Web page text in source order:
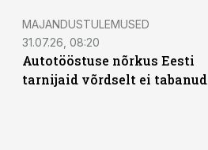
MAJANDUSTULEMUSED
31.07.26, 08:20
Autotööstuse nõrkus Eesti
tarnijaid võrdselt ei tabanud